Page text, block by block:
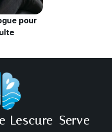
pour
Lescure-Serve